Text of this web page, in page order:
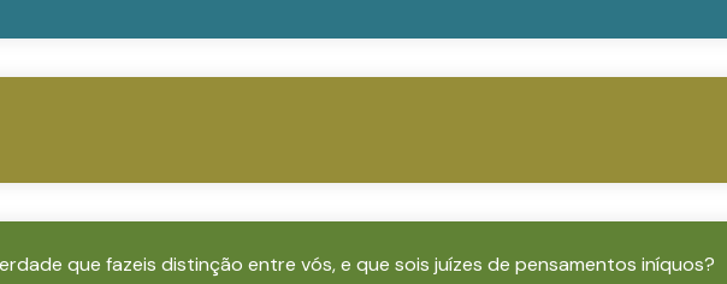
que fazeis distinção entre vós, e que sois juízes de pensamentos iníquos?